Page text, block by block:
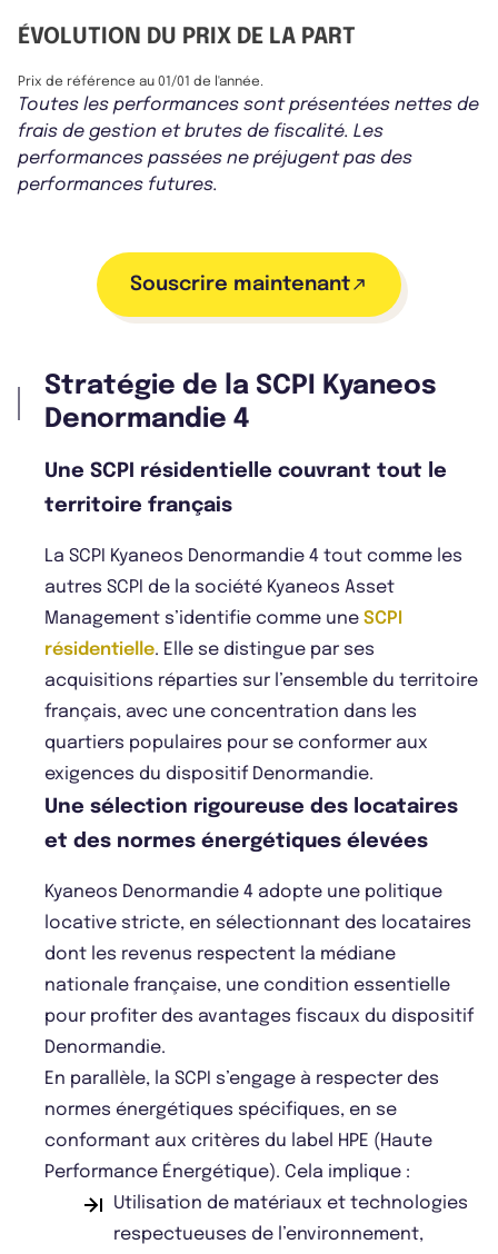
ÉVOLUTION DU PRIX DE LA PART
Prix de référence au 01/01 de l'année.
Toutes les performances sont présentées nettes de
frais de gestion et brutes de fiscalité. Les
performances passées ne préjugent pas des
performances futures.
Souscrire maintenant
Stratégie de la SCPI Kyaneos
Denormandie 4
Une SCPI résidentielle couvrant tout le
territoire français
La SCPI Kyaneos Denormandie 4 tout comme les
autres SCPI de la société Kyaneos Asset
Management s’identifie comme une SCPI
résidentielle. Elle se distingue par ses
acquisitions réparties sur l’ensemble du territoire
français, avec une concentration dans les
quartiers populaires pour se conformer aux
exigences du dispositif Denormandie.
Une sélection rigoureuse des locataires
et des normes énergétiques élevées
Kyaneos Denormandie 4 adopte une politique
locative stricte, en sélectionnant des locataires
dont les revenus respectent la médiane
nationale française, une condition essentielle
pour profiter des avantages fiscaux du dispositif
Denormandie.
En parallèle, la SCPI s’engage à respecter des
normes énergétiques spécifiques, en se
conformant aux critères du label HPE (Haute
Performance Énergétique). Cela implique :
Utilisation de matériaux et technologies
respectueuses de l’environnement,